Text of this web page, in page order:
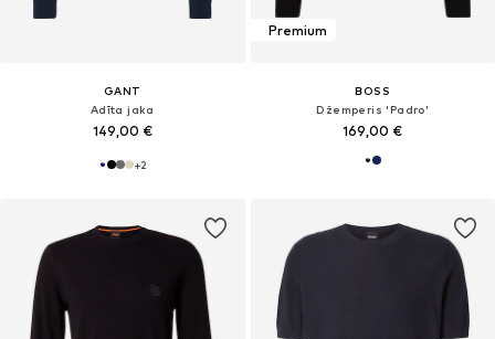
GANT
Adīta jaka
149,00 €
+2
Premium
BOSS
Džemperis 'Padro'
169,00 €